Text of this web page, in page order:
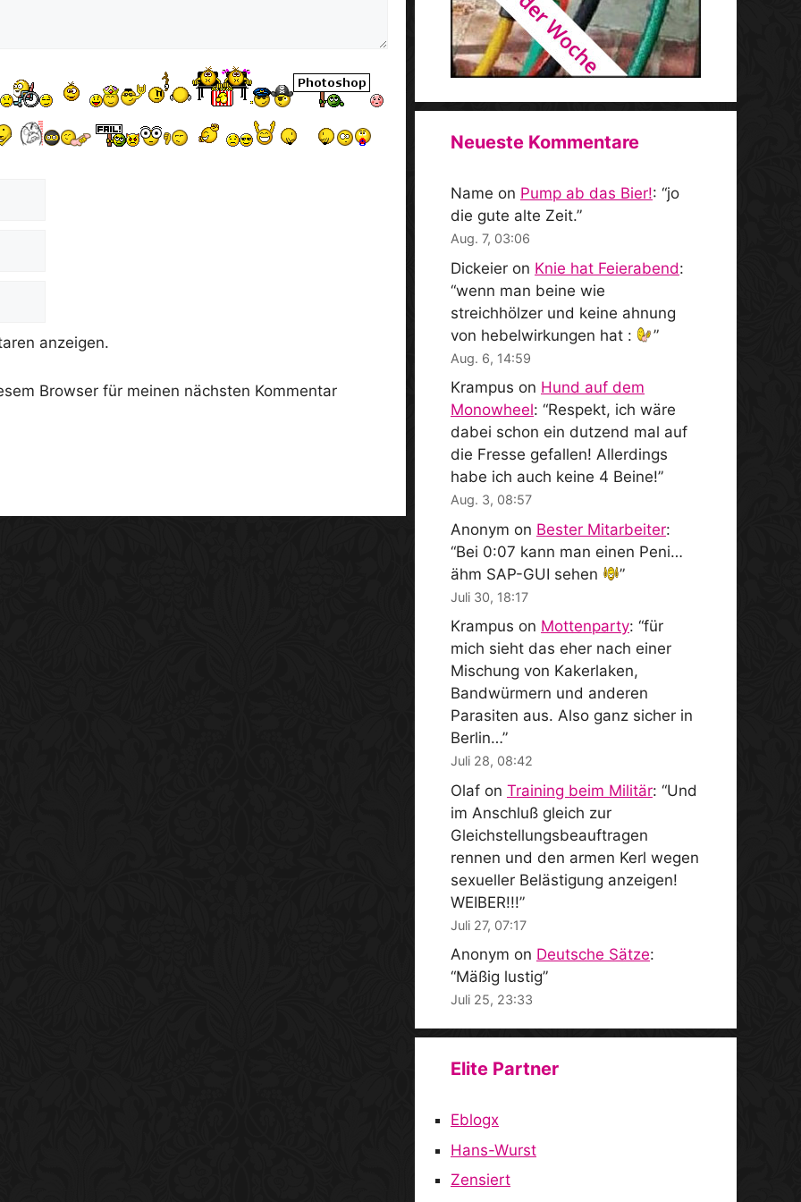
anzeigen.
Browser für meinen nächsten Kommentar
Neueste Kommentare
Name on Pump ab das Bier!: “jo
die gute alte Zeit.”
Aug. 7, 03:06
Dickeier on Knie hat Feierabend:
“wenn man beine wie
streichhölzer und keine ahnung
von hebelwirkungen hat :
”
Aug. 6, 14:59
Krampus on Hund auf dem
Monowheel: “Respekt, ich wäre
dabei schon ein dutzend mal auf
die Fresse gefallen! Allerdings
habe ich auch keine 4 Beine!”
Aug. 3, 08:57
Anonym on Bester Mitarbeiter:
“Bei 0:07 kann man einen Peni…
ähm SAP-GUI sehen
”
Juli 30, 18:17
Krampus on Mottenparty: “für
mich sieht das eher nach einer
Mischung von Kakerlaken,
Bandwürmern und anderen
Parasiten aus. Also ganz sicher in
Berlin…”
Juli 28, 08:42
Olaf on Training beim Militär: “Und
im Anschluß gleich zur
Gleichstellungsbeauftragen
rennen und den armen Kerl wegen
sexueller Belästigung anzeigen!
WEIBER!!!”
Juli 27, 07:17
Anonym on Deutsche Sätze:
“Mäßig lustig”
Juli 25, 23:33
Elite Partner
Eblogx
Hans-Wurst
Zensiert